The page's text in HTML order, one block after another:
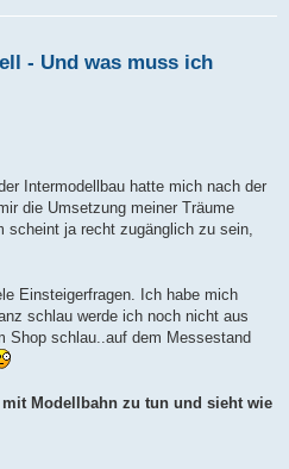
- Und was muss ich
Intermodellbau hatte mich nach der
die Umsetzung meiner Träume
ja recht zugänglich zu sein,
Einsteigerfragen. Ich habe mich
schlau werde ich noch nicht aus
Shop schlau..auf dem Messestand
Modellbahn zu tun und sieht wie